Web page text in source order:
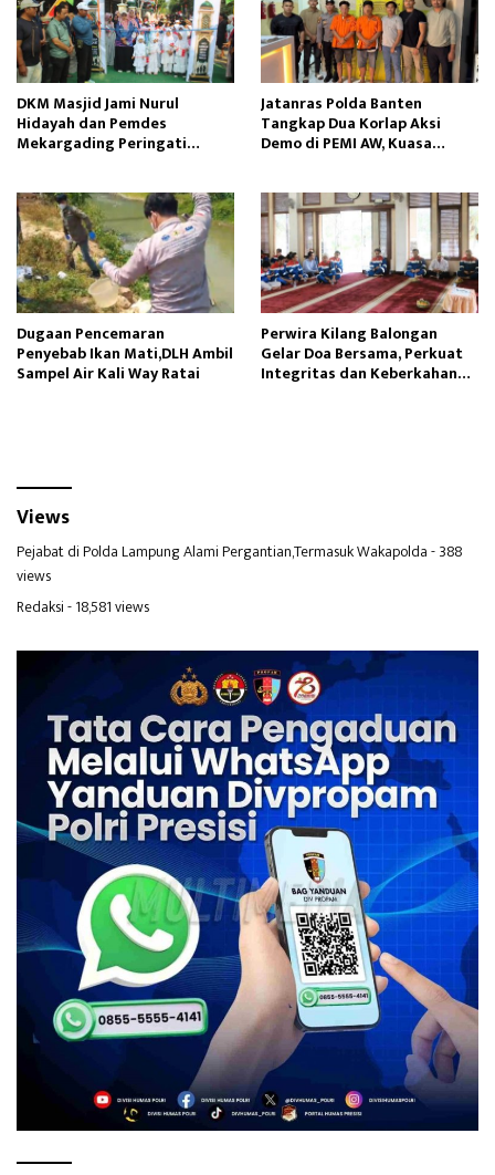
DKM Masjid Jami Nurul
Hidayah dan Pemdes
Mekargading Peringati
Jatanras Polda Banten
Tangkap Dua Korlap Aksi
Demo di PEMI AW, Kuasa
Dugaan Pencemaran
Penyebab Ikan Mati,DLH Ambil
Sampel Air Kali Way Ratai
Perwira Kilang Balongan
Gelar Doa Bersama, Perkuat
Integritas dan Keberkahan
Views
Pejabat di Polda Lampung Alami Pergantian,Termasuk Wakapolda- 388
views
Redaksi- 18,581 views